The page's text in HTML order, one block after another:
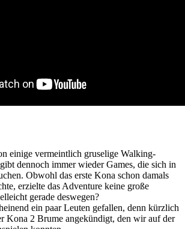
einige vermeintlich gruselige Walking-
dennoch immer wieder Games, die sich in
Obwohl das erste Kona schon damals
erzielte das Adventure keine große
gerade deswegen?
ein paar Leuten gefallen, denn kürzlich
Kona 2 Brume angekündigt, den wir auf der